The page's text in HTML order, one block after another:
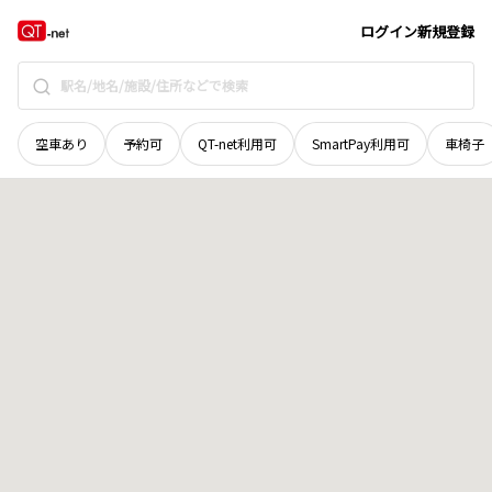
ログイン新規登録
空車あり 予約可 QT-net利用可 SmartPay利用可 車椅子
山梨県